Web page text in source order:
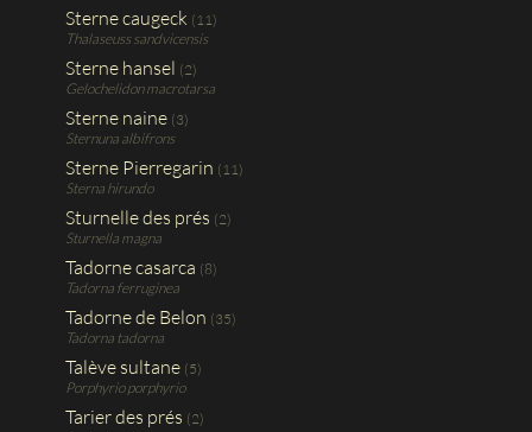
Sterne caugeck (11)
Thalaseuss sandvicensis
Sterne hansel (2)
Gelochelidon macrotarsa
Sterne naine (3)
Sternuna albifrons
Sterne Pierregarin (11)
Sterna hirundo
Sturnelle des prés (2)
Sturnella magna
Tadorne casarca (8)
Tadorna ferruginea
Tadorne de Belon (35)
Tadorna tadorna
Talève sultane (5)
Porphyrio porphyrio
Tarier des prés (2)